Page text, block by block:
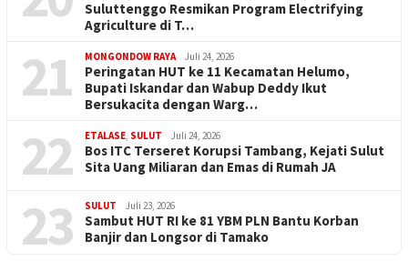
Suluttenggo Resmikan Program Electrifying
Agriculture di T…
21 MONGONDOW RAYA Juli 24, 2026
Peringatan HUT ke 11 Kecamatan Helumo,
Bupati Iskandar dan Wabup Deddy Ikut
Bersukacita dengan Warg…
22 ETALASE, SULUT Juli 24, 2026
Bos ITC Terseret Korupsi Tambang, Kejati Sulut
Sita Uang Miliaran dan Emas di Rumah JA
23 SULUT Juli 23, 2026
Sambut HUT RI ke 81 YBM PLN Bantu Korban
Banjir dan Longsor di Tamako